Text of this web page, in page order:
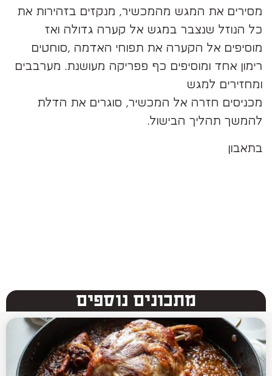
מסירים את המגש מהמכשיר, מנקזים בזהירות את
כל הנוזל שנצבר במגש אל קערה גדולה ואז
מוסיפים אל הקערה את תפוחי האדמה ,סוחטים
רימון אחד ומוסיפים כף פפריקה מעושנת. מערבבים
ומחזירים למגש
מכניסים חזרה אל המכשיר, סוגרים את הדלת
להמשך תהליך הבישול.
בתאבון
מתכונים נוספים